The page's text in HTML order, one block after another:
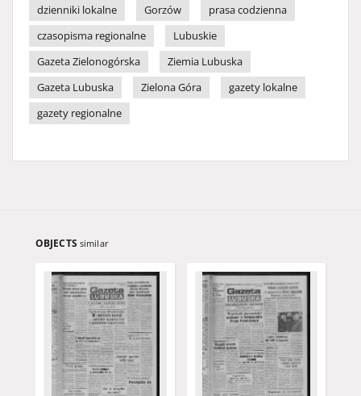
dzienniki lokalne
Gorzów
prasa codzienna
czasopisma regionalne
Lubuskie
Gazeta Zielonogórska
Ziemia Lubuska
Gazeta Lubuska
Zielona Góra
gazety lokalne
gazety regionalne
OBJECTS similar